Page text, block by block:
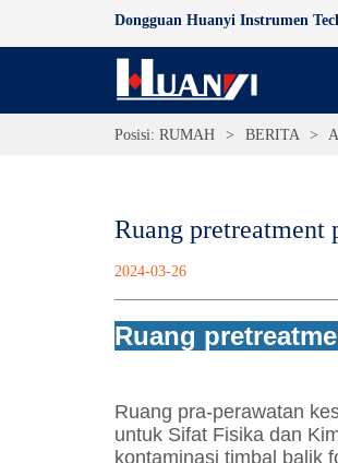
Dongguan Huanyi Instrumen
Posisi: RUMAH > BERITA >
Ruang pretreatment
2024-03-26